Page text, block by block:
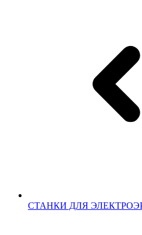
СТАНКИ ДЛЯ